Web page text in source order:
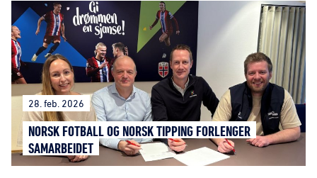
28. feb. 2026
NORSK FOTBALL OG NORSK TIPPING FORLENGER
SAMARBEIDET